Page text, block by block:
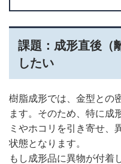
課題：成形直後（
したい
樹脂成形では、金型との
ます。そのため、特に成
ミやホコリを引き寄せ、
状態となります。
もし成形品に異物が付着